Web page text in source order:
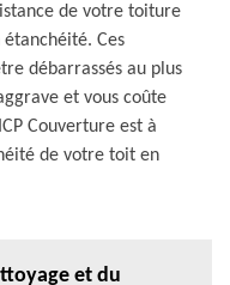
de votre toiture
Ces
débarrassés au plus
et vous coûte
Couverture est à
de votre toit en
et du